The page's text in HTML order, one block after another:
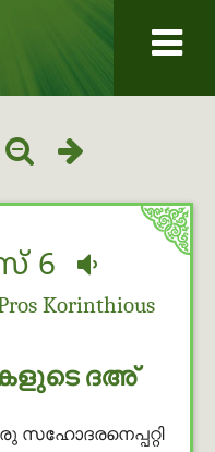
6
Korinthious
ദഅ്
സഹോദരനെപ്പറ്റി